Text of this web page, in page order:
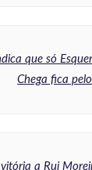
que só
Chega fica
a Rui